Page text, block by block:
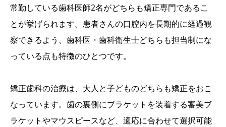
常勤している歯科医師2名がどちらも矯正専門であるこ
とが挙げられます。患者さんの口腔内を長期的に経過観
察できるよう、歯科医・歯科衛生士どちらも担当制にな
っている点も特徴のひとつです。
矯正歯科の治療は、大人と子どものどちらも矯正をおこ
なっています。歯の裏側にブラケットを装着する審美ブ
ラケットやマウスピースなど、適応に合わせて選択可能